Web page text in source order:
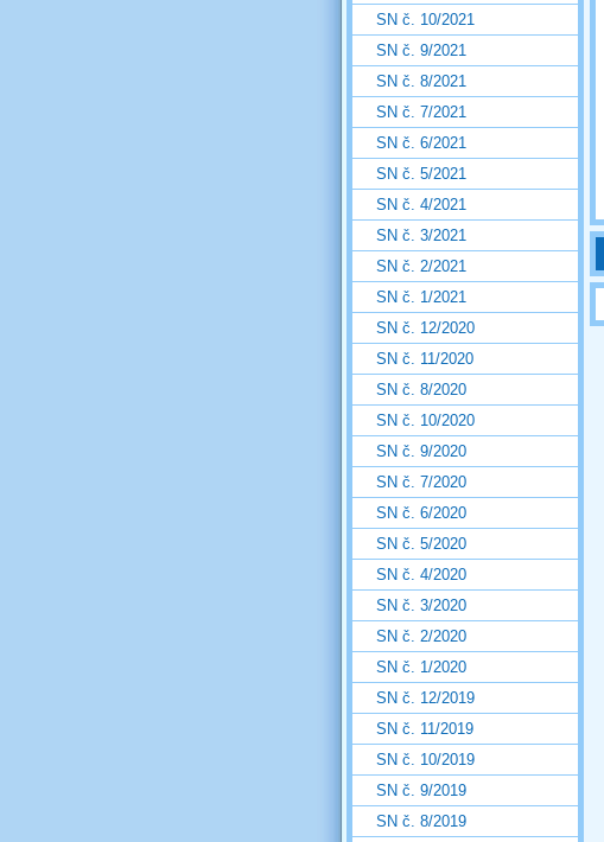
SN č. 10/2021
SN č. 9/2021
SN č. 8/2021
SN č. 7/2021
SN č. 6/2021
SN č. 5/2021
SN č. 4/2021
SN č. 3/2021
SN č. 2/2021
SN č. 1/2021
SN č. 12/2020
SN č. 11/2020
SN č. 8/2020
SN č. 10/2020
SN č. 9/2020
SN č. 7/2020
SN č. 6/2020
SN č. 5/2020
SN č. 4/2020
SN č. 3/2020
SN č. 2/2020
SN č. 1/2020
SN č. 12/2019
SN č. 11/2019
SN č. 10/2019
SN č. 9/2019
SN č. 8/2019